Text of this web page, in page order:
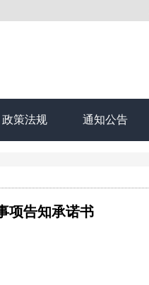
政策法规 通知公告
项告知承诺书